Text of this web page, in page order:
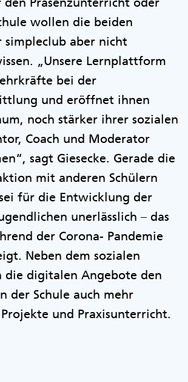
wollen die beiden
simpleclub aber nicht
„Unsere Lernplattform
bei der
und eröffnet ihnen
noch stärker ihrer sozialen
Coach und Moderator
sagt Giesecke. Gerade die
mit anderen Schülern
für die Entwicklung der
unerlässlich – das
der Corona- Pandemie
Neben dem sozialen
die digitalen Angebote den
der Schule auch mehr
und Praxisunterricht.